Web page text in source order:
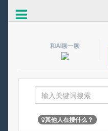
和AI聊一聊
其他人在搜什么？